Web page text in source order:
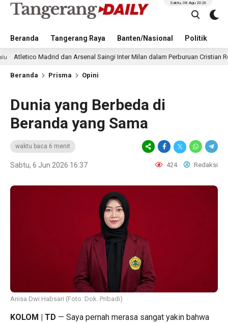
Beranda Tangerang Raya Banten/Nasional Politik
Sabtu, 08 Agu 2026
dan Arsenal Saingi Inter Milan dalam Perburuan Cristian Romero, Transfer
Beranda Prisma Opini
Dunia yang Berbeda di
Beranda yang Sama
waktu baca 6 menit
Sabtu, 6 Jun 2026 16:37 424 Redaksi
Anisa Dwi Habsari (Foto: Dok. Pribadi)
KOLOM | TD — Saya pernah merasa sangat yakin bahwa